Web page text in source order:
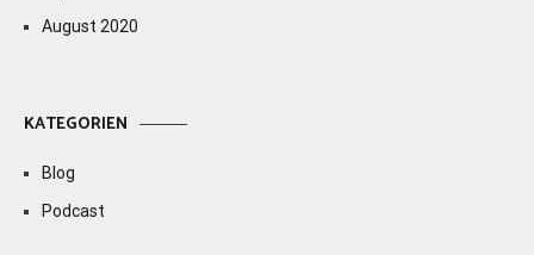
August 2020
KATEGORIEN
Blog
Podcast